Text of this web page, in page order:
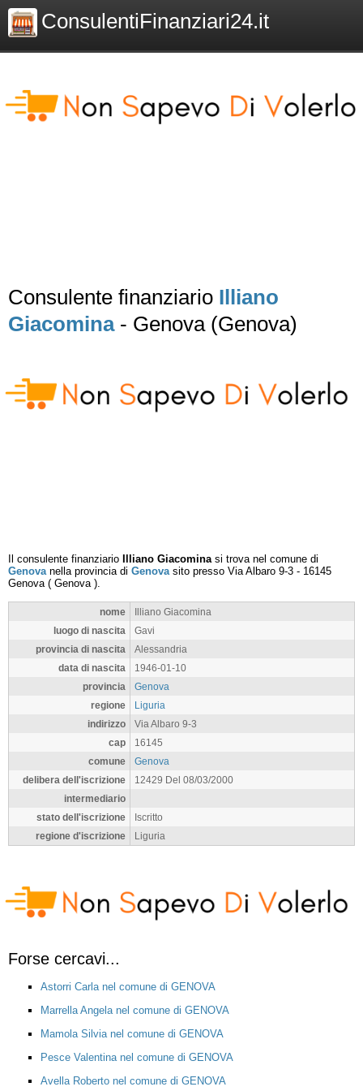
ConsulentiFinanziari24.it
Consulente finanziario Illiano
Giacomina- Genova (Genova)
Il consulente finanziario Illiano Giacominasi trova nel comune di
Genovanella provincia di Genovasito presso Via Albaro 9-3 - 16145
Genova( Genova).
nome
Illiano Giacomina
luogo di nascita
Gavi
provincia di nascita
Alessandria
data di nascita
1946-01-10
provincia
Genova
regione
Liguria
indirizzo
Via Albaro 9-3
cap
16145
comune
Genova
delibera dell'iscrizione
12429 Del 08/03/2000
intermediario
stato dell'iscrizione
Iscritto
regione d'iscrizione
Liguria
Forse cercavi...
Astorri Carla nel comune di GENOVA
Marrella Angela nel comune di GENOVA
Mamola Silvia nel comune di GENOVA
Pesce Valentina nel comune di GENOVA
Avella Roberto nel comune di GENOVA